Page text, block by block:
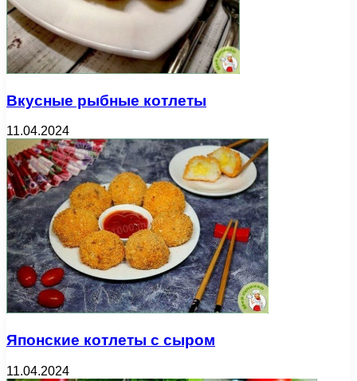
Вкусные рыбные котлеты
11.04.2024
Японские котлеты с сыром
11.04.2024